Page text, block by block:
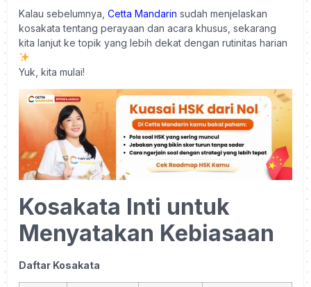
Kalau sebelumnya, Cetta Mandarin sudah menjelaskan
kosakata tentang perayaan dan acara khusus, sekarang
kita lanjut ke topik yang lebih dekat dengan rutinitas harian
Yuk, kita mulai!
Kosakata Inti untuk
Menyatakan Kebiasaan
Daftar Kosakata